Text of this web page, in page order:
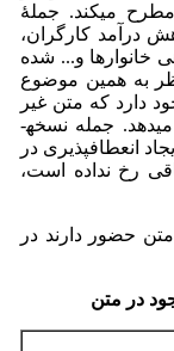
می­کند. جملۀ
به کاهش درآمد کارگران،
خانوارها و... شده
به همین موضوع
دارد که متن غیر
می­دهد. جمله نسخه­
انعطاف­پذیری در
رخ نداده است،
حضور دارند در